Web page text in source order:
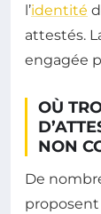
l’identité
attestés.
engagée
OÙ
NON
De
proposent